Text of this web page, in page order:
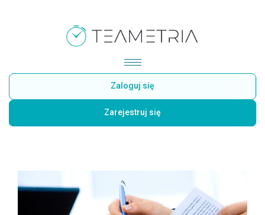
Zaloguj się
Zarejestruj się